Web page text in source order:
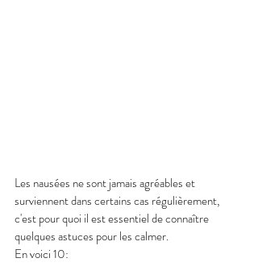
Les nausées ne sont jamais agréables et
surviennent dans certains cas régulièrement,
c'est pour quoi il est essentiel de connaître
quelques astuces pour les calmer.
En voici 10: